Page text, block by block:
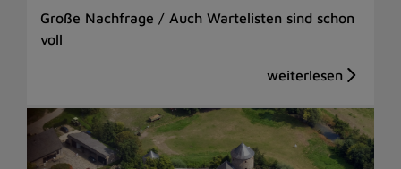
Große Nachfrage / Auch Wartelisten sind schon
voll